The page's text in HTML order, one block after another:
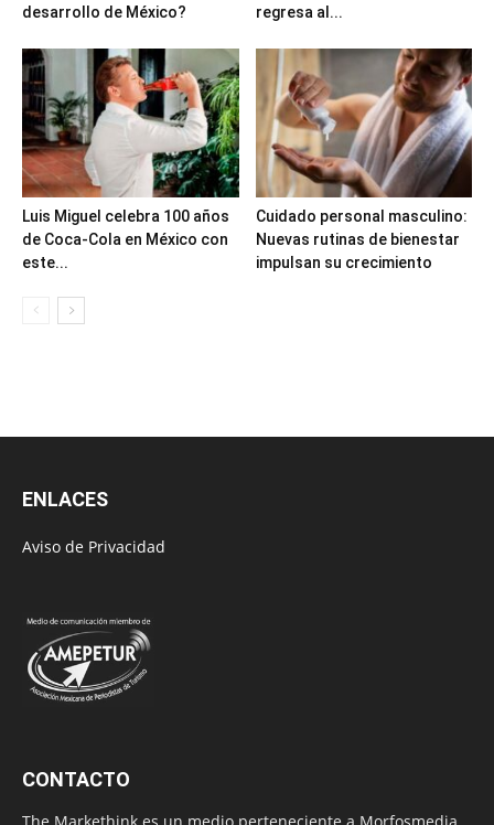
desarrollo de México?
regresa al...
Luis Miguel celebra 100 años
de Coca-Cola en México con
este...
Cuidado personal masculino:
Nuevas rutinas de bienestar
impulsan su crecimiento
ENLACES
Aviso de Privacidad
CONTACTO
The Markethink es un medio perteneciente a Morfosmedia